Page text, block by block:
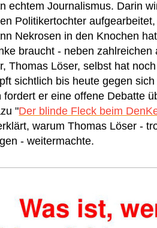
echtem Journalismus. Darin
Politikertochter
Nekrosen in den Knochen
braucht - neben
Thomas Löser, selbst hat
sichtlich bis heute gegen
fordert er eine offene Debatte
"Der blinde Fleck beim
warum Thomas Löser -
- weitermachte.